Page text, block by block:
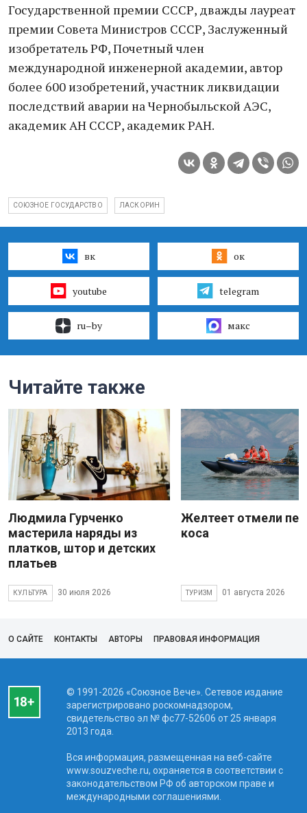
Государственной премии СССР, дважды лауреат
премии Совета Министров СССР, Заслуженный
изобретатель РФ, Почетный член
международной инженерной академии, автор
более 600 изобретений, участник ликвидации
последствий аварии на Чернобыльской АЭС,
академик АН СССР, академик РАН.
СОЮЗНОЕ ГОСУДАРСТВО ЛАСКОРИН
вк ок
youtube telegram
ru–by макс
Читайте также
Людмила Гурченко
мастерила наряды из
платков, штор и детских
платьев
КУЛЬТУРА 30 июля 2026
Желтеет отмели
коса
ТУРИЗМ 01 августа 2026
О САЙТЕ КОНТАКТЫ АВТОРЫ ПРАВОВАЯ ИНФОРМАЦИЯ
© 1991-2026 «Союзное Вече». Сетевое издание
зарегистрировано роскомнадзором,
свидетельство эл № фc77-52606 от 25 января
2013 года.
Вся информация, размещенная на веб-сайте
www.souzveche.ru, охраняется в соответствии с
законодательством РФ об авторском праве и
международными соглашениями.